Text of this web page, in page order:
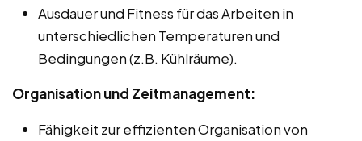
Ausdauer und Fitness für das Arbeiten in
unterschiedlichen Temperaturen und
Bedingungen (z.B. Kühlräume).
Organisation und Zeitmanagement:
Fähigkeit zur effizienten Organisation von